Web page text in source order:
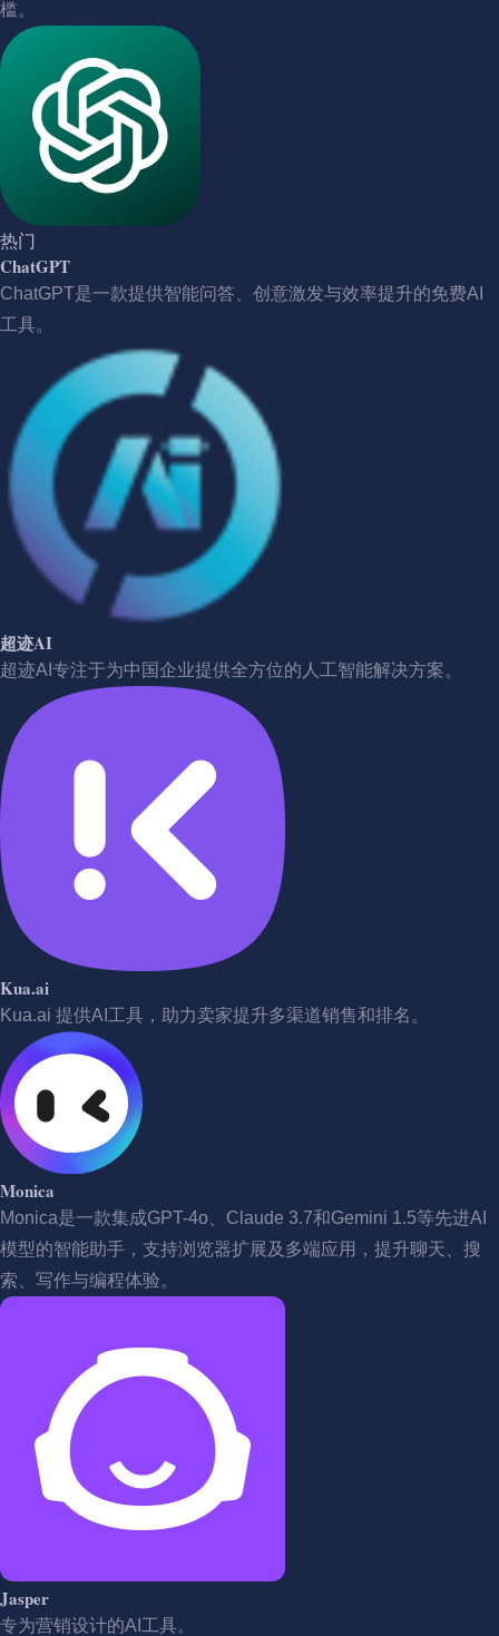
槛。
热门
ChatGPT
ChatGPT是一款提供智能问答、创意激发与效率提升的免费AI
工具。
超迹AI
超迹AI专注于为中国企业提供全方位的人工智能解决方案。
Kua.ai
Kua.ai 提供AI工具，助力卖家提升多渠道销售和排名。
Monica
Monica是一款集成GPT-4o、Claude 3.7和Gemini 1.5等先进AI
模型的智能助手，支持浏览器扩展及多端应用，提升聊天、搜
索、写作与编程体验。
Jasper
专为营销设计的AI工具。